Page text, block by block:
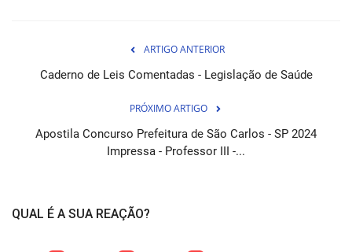
ARTIGO ANTERIOR
Caderno de Leis Comentadas - Legislação de Saúde
PRÓXIMO ARTIGO
Apostila Concurso Prefeitura de São Carlos - SP 2024
Impressa - Professor III -...
QUAL É A SUA REAÇÃO?